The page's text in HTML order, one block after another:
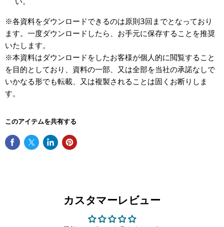
※各資料をダウンロードできるのは原則3回までとなっており
ます。一度ダウンロードしたら、お手元に保存することを推奨
いたします。
※本資料はダウンロードをしたお客様が個人的に閲覧すること
を目的としており、資料の一部、又は全部を当社の承諾なしで
いかなる形でも転載、又は複製されることは固くお断りしま
す。
このアイテムを共有する
カスタマーレビュー